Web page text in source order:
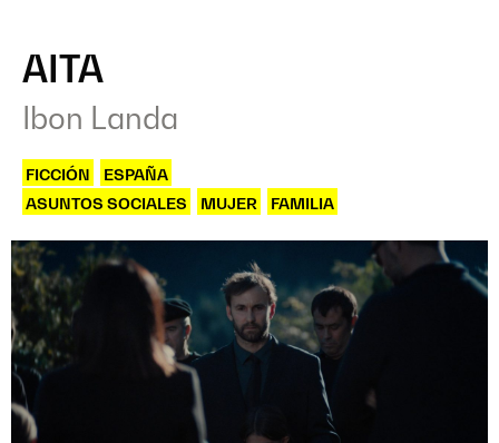
AITA
Ibon Landa
FICCIÓN
ESPAÑA
ASUNTOS SOCIALES
MUJER FAMILIA